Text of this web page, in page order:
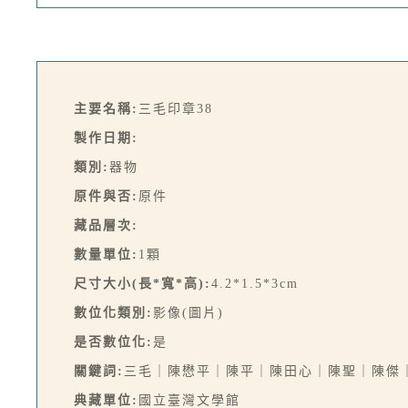
主要名稱: 三毛印章38
製作日期:
類別: 器物
原件與否: 原件
藏品層次:
數量單位: 1顆
尺寸大小(長*寬*高): 4.2*1.5*3cm
數位化類別: 影像(圖片)
是否數位化: 是
關鍵詞: 三毛｜陳懋平｜陳平｜陳田心｜陳聖｜陳傑
典藏單位: 國立臺灣文學館